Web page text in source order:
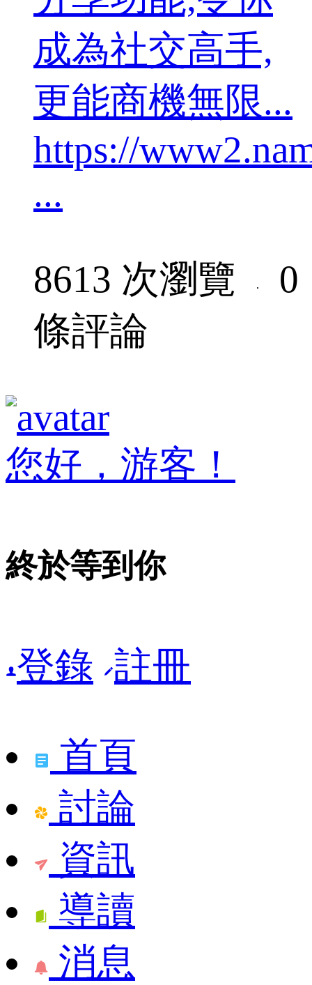
成為社交高手,
更能商機無限...
https://
...
8613 次瀏覽 ·
0
條評論
您好，游客！
終於等到你
登錄 註冊
首頁
討論
資訊
導讀
消息